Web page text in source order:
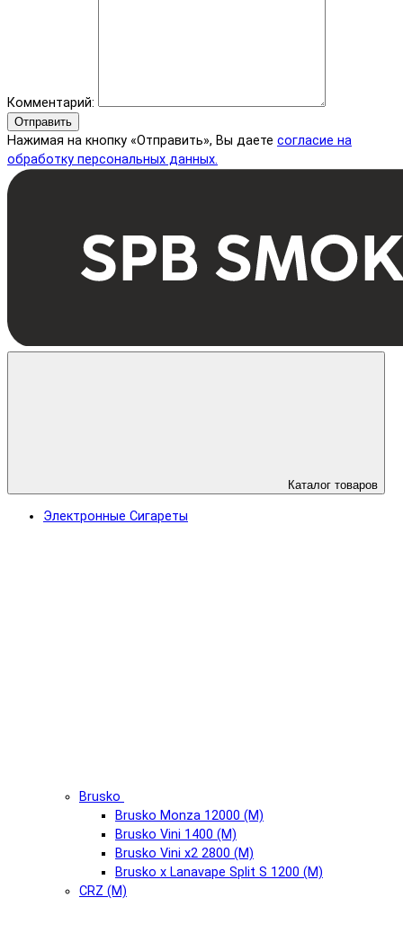
Комментарий:
Отправить
Нажимая на кнопку «Отправить», Вы даете согласие на
обработку персональных данных.
Каталог товаров
Электронные Сигареты
Brusko
Brusko Monza 12000 (М)
Brusko Vini 1400 (М)
Brusko Vini x2 2800 (М)
Brusko x Lanavape Split S 1200 (М)
CRZ (М)